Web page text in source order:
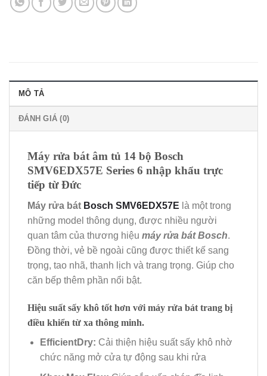
MÔ TẢ
ĐÁNH GIÁ (0)
Máy rửa bát âm tủ 14 bộ Bosch
SMV6EDX57E Series 6 nhập khẩu trực
tiếp từ Đức
Máy rửa bát Bosch SMV6EDX57E là một trong
những model thông dụng, được nhiều người
quan tâm của thương hiệu máy rửa bát Bosch.
Đồng thời, vẻ bề ngoài cũng được thiết kế sang
trọng, tao nhã, thanh lịch và trang trọng. Giúp cho
căn bếp thêm phần nổi bật.
Hiệu suất sấy khô tốt hơn với máy rửa bát trang bị
điều khiển từ xa thông minh.
EfficientDry: Cải thiện hiệu suất sấy khô nhờ
chức năng mở cửa tự động sau khi rửa